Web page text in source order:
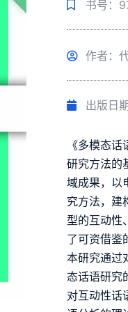
书号：
作者：
出版日期
《多模态
研究方法的
域成果，以
究方法，建
型的互动性
了可资借鉴
本研究通过
态话语研究
对互动性话